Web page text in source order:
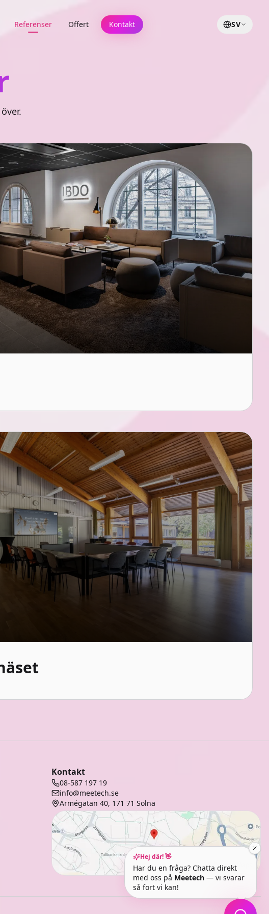
Referenser Offert Kontakt SV
Kontakt
08-587 197 19
info@meetech.se
Armégatan 40, 171 71 Solna
Öppna i Maps
Hej där! 👋
Har du en fråga? Chatta direkt
med oss på Meetech — vi svarar
så fort vi kan!